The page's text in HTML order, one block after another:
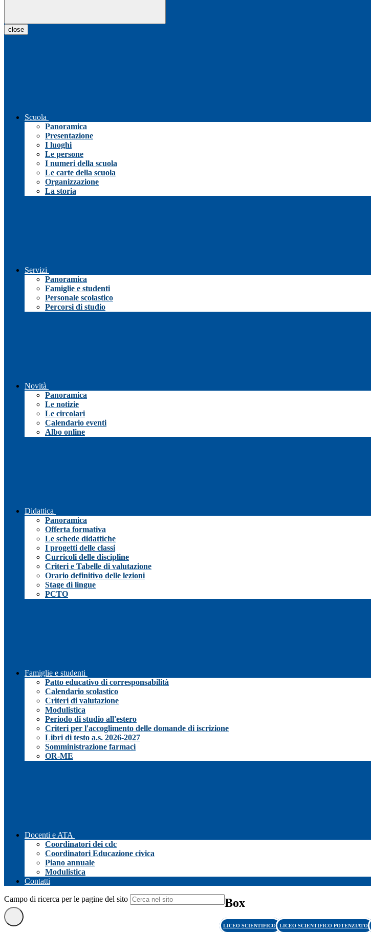
close
Scuola
Panoramica
Presentazione
I luoghi
Le persone
I numeri della scuola
Le carte della scuola
Organizzazione
La storia
Servizi
Panoramica
Famiglie e studenti
Personale scolastico
Percorsi di studio
Novità
Panoramica
Le notizie
Le circolari
Calendario eventi
Albo online
Didattica
Panoramica
Offerta formativa
Le schede didattiche
I progetti delle classi
Curricoli delle discipline
Criteri e Tabelle di valutazione
Orario definitivo delle lezioni
Stage di lingue
PCTO
Famiglie e studenti
Patto educativo di corresponsabilità
Calendario scolastico
Criteri di valutazione
Modulistica
Periodo di studio all'estero
Criteri per l'accoglimento delle domande di iscrizione
Libri di testo a.s. 2026-2027
Somministrazione farmaci
OR-ME
Docenti e ATA
Coordinatori dei cdc
Coordinatori Educazione civica
Piano annuale
Modulistica
Contatti
Campo di ricerca per le pagine del sito Box
LICEO SCIENTIFICO LICEO SCIENTIFICO POTENZIATO